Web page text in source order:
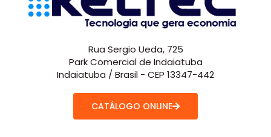
Rua Sergio Ueda, 725
Park Comercial de Indaiatuba
Indaiatuba / Brasil - CEP 13347-442
CATÁLOGO ONLINE